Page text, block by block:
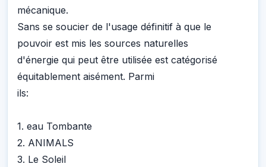
mécanique.
Sans se soucier de l'usage définitif à que le
pouvoir est mis les sources naturelles
d'énergie qui peut être utilisée est catégorisé
équitablement aisément. Parmi
ils:
1. eau Tombante
2. ANIMALS
3. Le Soleil